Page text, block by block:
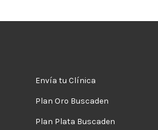
Envía tu Clínica
Plan Oro Buscaden
Plan Plata Buscaden